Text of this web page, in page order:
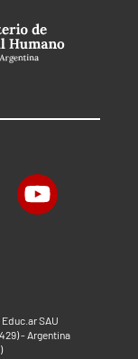
SAU
- Argentina